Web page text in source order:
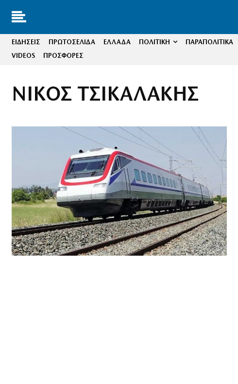
ΕΙΔΗΣΕΙΣ ΠΡΩΤΟΣΕΛΙΔΑ ΕΛΛΑΔΑ ΠΟΛΙΤΙΚΗ ΠΑΡΑΠΟΛΙΤΙΚΑ
VIDEOS
ΠΡΟΣΦΟΡΕΣ
ΝΙΚΟΣ ΤΣΙΚΑΛΑΚΗΣ